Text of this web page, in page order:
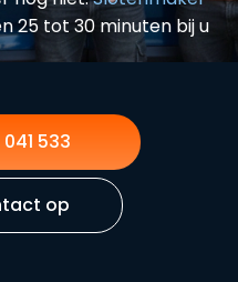
25 tot 30 minuten bij u
voor spoed én
533
op